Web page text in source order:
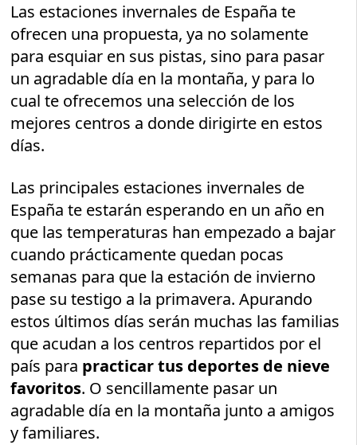
Las estaciones invernales de España te
ofrecen una propuesta, ya no solamente
para esquiar en sus pistas, sino para pasar
un agradable día en la montaña, y para lo
cual te ofrecemos una selección de los
mejores centros a donde dirigirte en estos
días.
Las principales estaciones invernales de
España te estarán esperando en un año en
que las temperaturas han empezado a bajar
cuando prácticamente quedan pocas
semanas para que la estación de invierno
pase su testigo a la primavera. Apurando
estos últimos días serán muchas las familias
que acudan a los centros repartidos por el
país para practicar tus deportes de nieve
favoritos. O sencillamente pasar un
agradable día en la montaña junto a amigos
y familiares.